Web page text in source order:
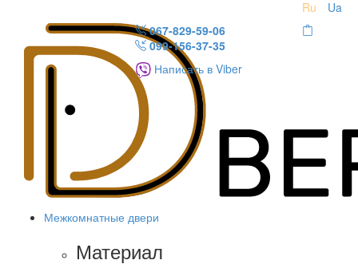
Ru
Ua
067-829-59-06
099-156-37-35
Написать в Viber
Межкомнатные двери
Материал